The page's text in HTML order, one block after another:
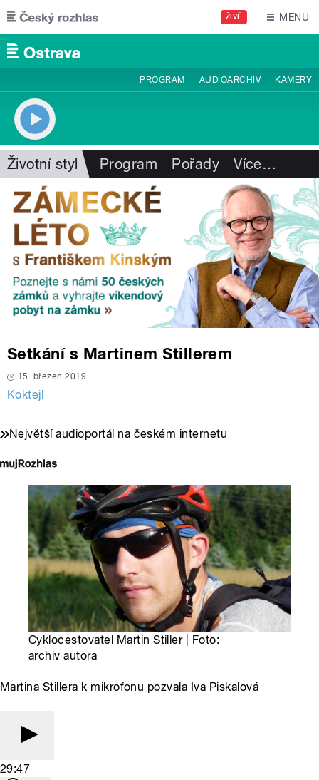
Přejít k hlavnímu obsahu
ŽIVĚ MENU
PROGRAM AUDIOARCHIV KAMERY
Životní styl Program Pořady Více…
Setkání s Martinem Stillerem
15. březen 2019
Koktejl
Největší audioportál na českém internetu
Cyklocestovatel Martin Stiller | Foto:
archiv autora
Martina Stillera k mikrofonu pozvala Iva Piskalová
29:47